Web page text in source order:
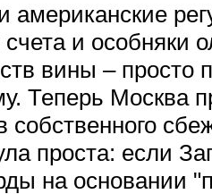
американские
и особняки
вины – просто
Теперь Москва
собственного
проста: если
на основании